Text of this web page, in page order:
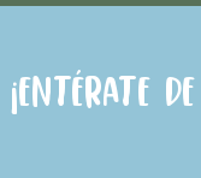
¡Entérate